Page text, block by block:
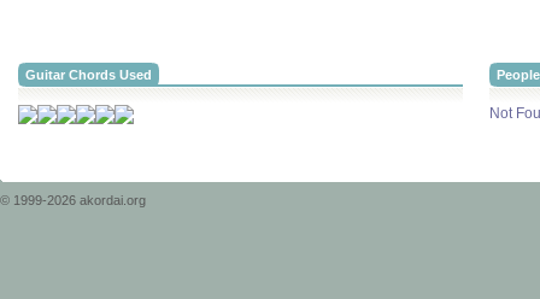
Guitar Chords Used
Not
© 1999-2026 akordai.org